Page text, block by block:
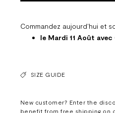
Commandez aujourd'hui et
le Mardi 11 Août avec
SIZE GUIDE
New customer? Enter the
benefit from free shipping on